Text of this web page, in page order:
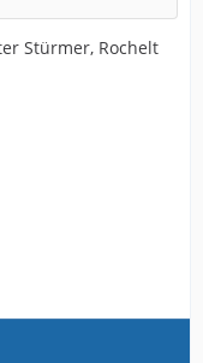
Stürmer, Rochelt